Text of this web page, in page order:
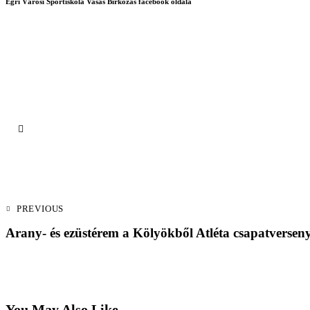
PREVIOUS
Arany- és ezüstérem a Kölyökből Atléta